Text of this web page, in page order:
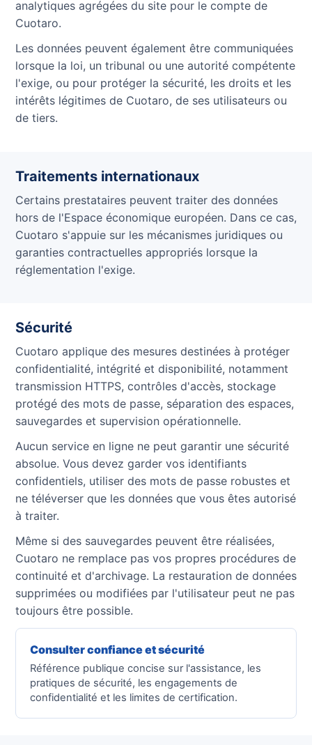
analytiques agrégées du site pour le compte de
Cuotaro.
Les données peuvent également être communiquées
lorsque la loi, un tribunal ou une autorité compétente
l'exige, ou pour protéger la sécurité, les droits et les
intérêts légitimes de Cuotaro, de ses utilisateurs ou
de tiers.
Traitements internationaux
Certains prestataires peuvent traiter des données
hors de l'Espace économique européen. Dans ce cas,
Cuotaro s'appuie sur les mécanismes juridiques ou
garanties contractuelles appropriés lorsque la
réglementation l'exige.
Sécurité
Cuotaro applique des mesures destinées à protéger
confidentialité, intégrité et disponibilité, notamment
transmission HTTPS, contrôles d'accès, stockage
protégé des mots de passe, séparation des espaces,
sauvegardes et supervision opérationnelle.
Aucun service en ligne ne peut garantir une sécurité
absolue. Vous devez garder vos identifiants
confidentiels, utiliser des mots de passe robustes et
ne téléverser que les données que vous êtes autorisé
à traiter.
Même si des sauvegardes peuvent être réalisées,
Cuotaro ne remplace pas vos propres procédures de
continuité et d'archivage. La restauration de données
supprimées ou modifiées par l'utilisateur peut ne pas
toujours être possible.
Consulter confiance et sécurité
Référence publique concise sur l'assistance, les
pratiques de sécurité, les engagements de
confidentialité et les limites de certification.